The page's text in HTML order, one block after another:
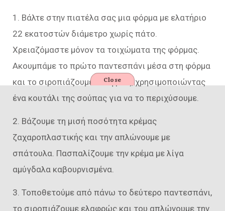
1. Βάλτε στην πιατέλα σας μια φόρμα με ελατήριο
22 εκατοστών διάμετρο χωρίς πάτο.
Χρειαζόμαστε μόνον τα τοιχώματα της φόρμας.
Ακουμπάμε το πρώτο παντεσπάνι μέσα στη φόρμα
και το σιροπιάζουμε ελαφρώς, χρησιμοποιώντας
ένα κουτάλι της σούπας για να το περιχύσουμε.
2. Βάζουμε τη μισή ποσότητα κρέμας
ζαχαροπλαστικής και την απλώνουμε με
σπάτουλα. Πασπαλίζουμε την κρέμα με λίγα
αμύγδαλα καβουρνισμένα.
3. Τοποθετούμε από πάνω το δεύτερο παντεσπάνι,
το σιροπιάζουμε ελαφρώς και του απλώνουμε την
Close